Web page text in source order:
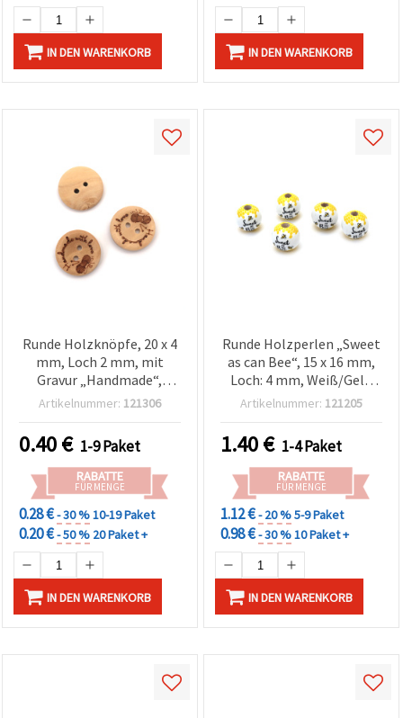
IN DEN WARENKORB IN DEN WARENKORB
Runde Holzknöpfe, 20 x 4
mm, Loch 2 mm, mit
Gravur „Handmade“,
Naturholzfarbe – 10 Stück
Artikelnummer: 121306
0.40€ 1-9 Paket
RABATTE
FÜR MENGE
0.28 €- 30 %10-19 Paket
0.20 €- 50 % 20 Paket +
IN DEN WARENKORB
Runde Holzperlen „Sweet
as can Bee“, 15 x 16 mm,
Loch: 4 mm, Weiß/Gelb
(gemischt) - 10 Stück
Artikelnummer: 121205
1.40€ 1-4 Paket
RABATTE
FÜR MENGE
1.12 €- 20 %5-9 Paket
0.98 €- 30 %10 Paket +
IN DEN WARENKORB